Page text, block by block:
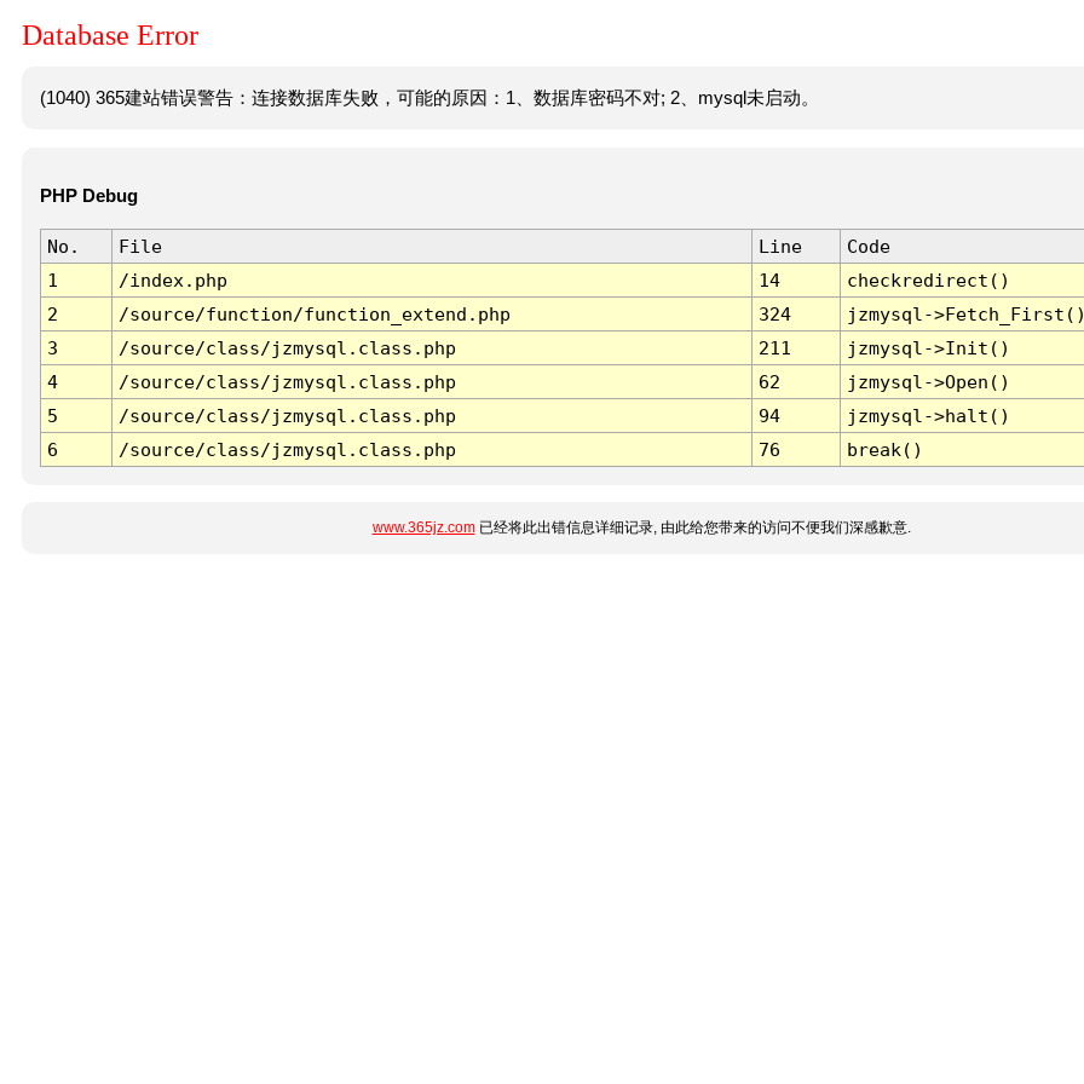
Database Error
(1040) 365建站错误警告：连接数据库失败，可能的原因：1、数据库密码不对; 2、mysql未启动。
PHP Debug
No. File Line
Code
1
/index.php 14
checkredirect()
2
/source/function/function_extend.php 324
jzmysql-
3
/source/class/jzmysql.class.php 211
jzmysql->Init()
4
/source/class/jzmysql.class.php 62
jzmysql->Open()
5
/source/class/jzmysql.class.php 94
jzmysql->halt()
6
/source/class/jzmysql.class.php 76 break()
www.365jz.com已经将此出错信息详细记录, 由此给您带来的访问不便我们深感歉意.